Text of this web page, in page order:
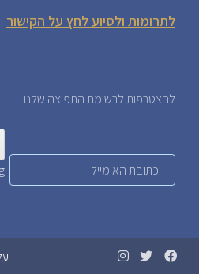
לתרומות ולסיוע לחץ על הקישור
להצטרפות לרשימת התפוצה שלנו